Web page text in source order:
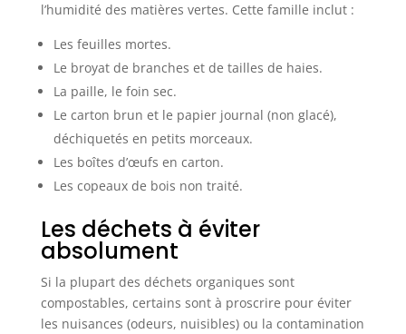
l’humidité des matières vertes. Cette famille inclut :
Les feuilles mortes.
Le broyat de branches et de tailles de haies.
La paille, le foin sec.
Le carton brun et le papier journal (non glacé),
déchiquetés en petits morceaux.
Les boîtes d’œufs en carton.
Les copeaux de bois non traité.
Les déchets à éviter
absolument
Si la plupart des déchets organiques sont
compostables, certains sont à proscrire pour éviter
les nuisances (odeurs, nuisibles) ou la contamination